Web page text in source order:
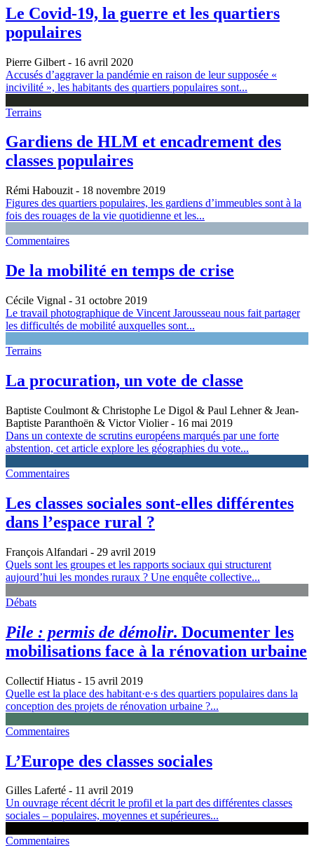
Le Covid-19, la guerre et les quartiers
populaires
Pierre Gilbert - 16 avril 2020
Accusés d’aggraver la pandémie en raison de leur supposée «
incivilité », les habitants des quartiers populaires sont...
Terrains
Gardiens de HLM et encadrement des
classes populaires
Rémi Habouzit - 18 novembre 2019
Figures des quartiers populaires, les gardiens d’immeubles sont à la
fois des rouages de la vie quotidienne et les...
Commentaires
De la mobilité en temps de crise
Cécile Vignal - 31 octobre 2019
Le travail photographique de Vincent Jarousseau nous fait partager
les difficultés de mobilité auxquelles sont...
Terrains
La procuration, un vote de classe
Baptiste Coulmont & Christophe Le Digol & Paul Lehner & Jean-
Baptiste Paranthoën & Victor Violier- 16 mai 2019
Dans un contexte de scrutins européens marqués par une forte
abstention, cet article explore les géographies du vote...
Commentaires
Les classes sociales sont-elles différentes
dans l’espace rural ?
François Alfandari - 29 avril 2019
Quels sont les groupes et les rapports sociaux qui structurent
aujourd’hui les mondes ruraux ? Une enquête collective...
Débats
Pile : permis de démolir. Documenter les
mobilisations face à la rénovation urbaine
Collectif Hiatus - 15 avril 2019
Quelle est la place des habitant·e·s des quartiers populaires dans la
conception des projets de rénovation urbaine ?...
Commentaires
L’Europe des classes sociales
Gilles Laferté - 11 avril 2019
Un ouvrage récent décrit le profil et la part des différentes classes
sociales – populaires, moyennes et supérieures...
Commentaires